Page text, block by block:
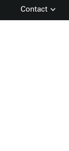
Contact